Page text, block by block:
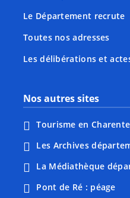
Le Département recrute
Toutes nos adresses
Les délibérations et
Nos autres sites
Tourisme en
Les Archives
La Médiathèque
Pont de Ré : péage